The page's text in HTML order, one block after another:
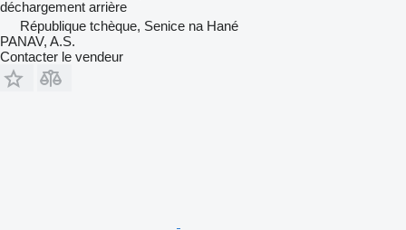
déchargement arrière
République tchèque, Senice na Hané
PANAV, A.S.
Contacter le vendeur